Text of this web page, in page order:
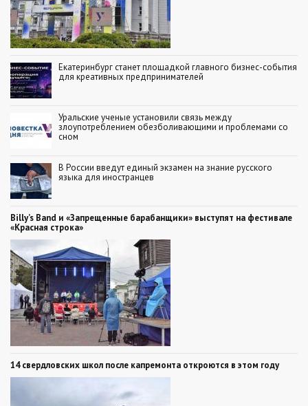
Екатеринбург станет площадкой главного бизнес-события
для креативных предпринимателей
Уральские ученые установили связь между
злоупотреблением обезболивающими и проблемами со
сном
В России введут единый экзамен на знание русского
языка для иностранцев
Billy’s Band и «Запрещенные барабанщики» выступят на фестивале
«Красная строка»
14 свердловских школ после капремонта откроются в этом году